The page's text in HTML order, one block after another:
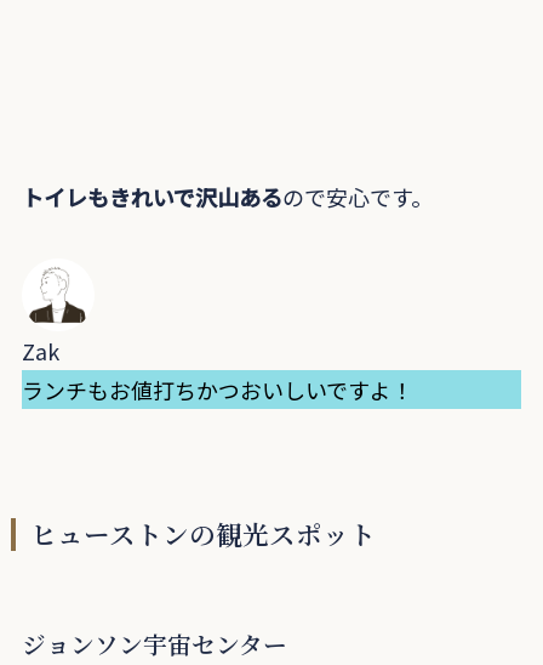
トイレもきれいで沢山あるので安心です。
Zak
ランチもお値打ちかつおいしいですよ！
ヒューストンの観光スポット
ジョンソン宇宙センター